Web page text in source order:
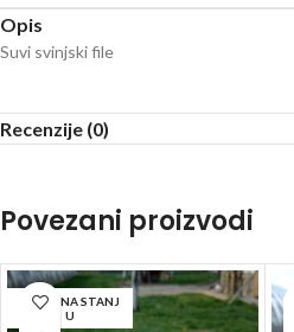
Opis
Suvi svinjski file
Recenzije (0)
Povezani proizvodi
NEMA NA STANJ
U